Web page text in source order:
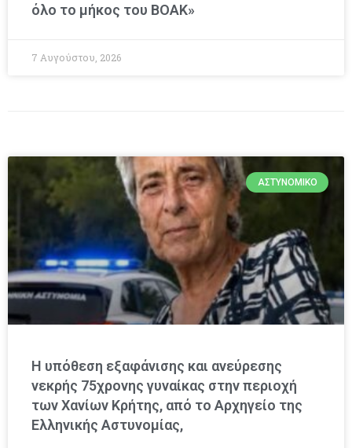
όλο το μήκος του ΒΟΑΚ»
7 Αυγούστου, 2026
ΑΣΤΥΝΟΜΙΚΌ
Η υπόθεση εξαφάνισης και ανεύρεσης
νεκρής 75χρονης γυναίκας στην περιοχή
των Χανίων Κρήτης, από το Αρχηγείο της
Ελληνικής Αστυνομίας,